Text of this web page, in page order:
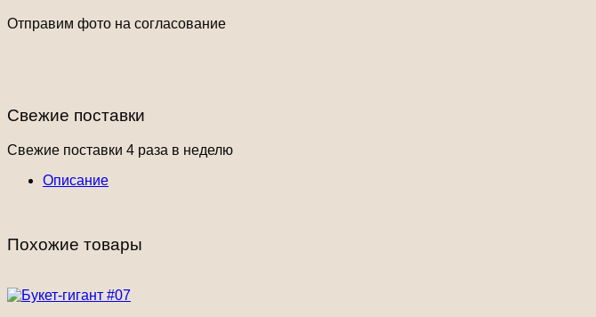
Отправим фото на согласование
Свежие поставки
Свежие поставки 4 раза в неделю
Описание
Похожие товары